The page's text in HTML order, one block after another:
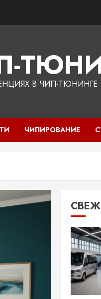
В ЧИП-ТЮНИНГЕ
ЧИПИРОВАНИЕ